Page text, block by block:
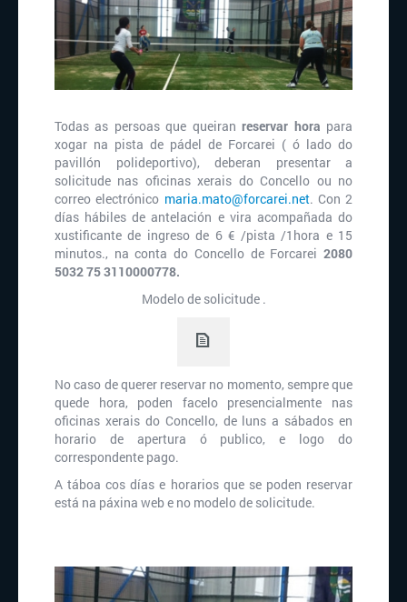
Todas as persoas que queiranreservar hora para
xogar na pista de pádel de Forcarei ( ó lado do
pavillón polideportivo), deberan presentar a
solicitude nas oficinas xerais do Concello ou no
correo electrónico maria.mato@forcarei.net. Con 2
días hábiles de antelación e vira acompañada do
xustificante de ingreso de 6 € /pista /1hora e 15
minutos., na conta do Concello de Forcarei 2080
5032 75 3110000778.
Modelo de solicitude .
No caso de querer reservar no momento, sempre que
quede hora, poden facelo presencialmente nas
oficinas xerais do Concello, de luns a sábados en
horario de apertura ó publico, e logo do
correspondente pago.
A táboa cos días e horarios que se poden reservar
está na páxina web e no modelo de solicitude.